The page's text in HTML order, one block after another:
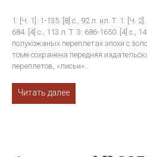
1: [Ч. 1]. 1-135. [8] с., 92 л. ил. Т. 1: [Ч.
684. [4] с., 113 л. Т. 3: 686-1650. [4] с.,
полукожаных переплетах эпохи с
томе сохранена передняя
переплетов, «лисьи»…
Читать далее